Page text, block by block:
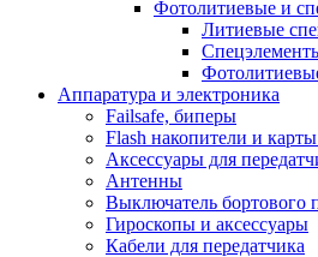
Фотолитиевые и
Литиевые
Аппаратура и электроника
Failsafe, биперы
Flash накопители и
Аксессуары для
Антенны
Выключатель бортового
Гироскопы и аксессуары
Кабели для передатчика